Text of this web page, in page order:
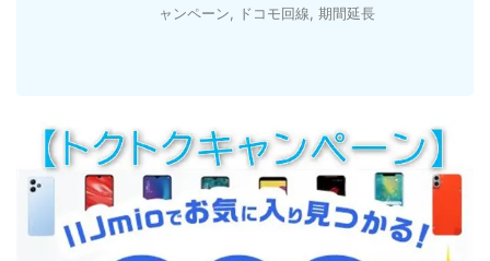
ャンペーン
ドコモ回線 期間延長